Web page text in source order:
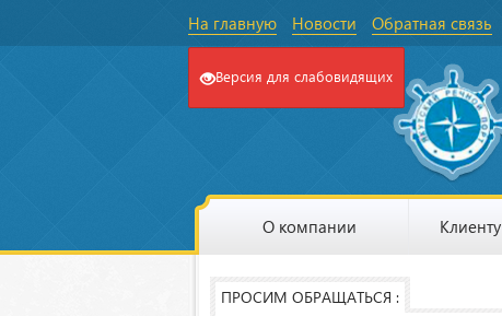
На главную Новости Обратная связь
Версия для слабовидящих
О компании Клиенту
ПРОСИМ ОБРАЩАТЬСЯ :